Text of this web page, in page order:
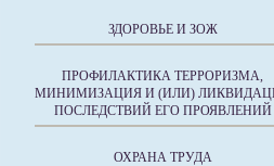
ЗДОРОВЬЕ И ЗОЖ
ПРОФИЛАКТИКА ТЕРРОРИЗМА,
МИНИМИЗАЦИЯ И (ИЛИ)
ПОСЛЕДСТВИЙ ЕГО ПРОЯВЛЕНИЙ
ОХРАНА ТРУДА